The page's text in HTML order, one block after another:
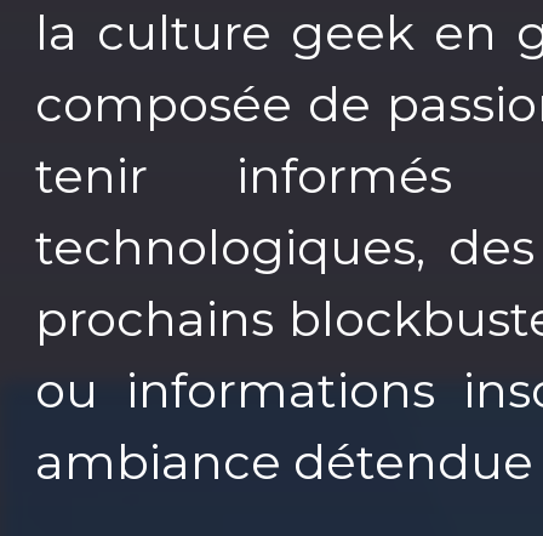
la culture geek en
composée de
tenir informés
technologiques,
prochains
ou informations
ambiance détendue